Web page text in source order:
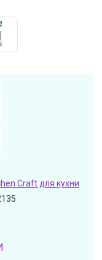
Craft для кухни